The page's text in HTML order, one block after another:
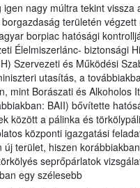
nagy múltra tekint vissza
területén végzett
borpiac hatósági
Élelmiszerlánc- biztonsági
Szervezeti és Működési
utasítás, a
mint Borászati és Alkoholos
BAII) bővítette
között a pálinka és
központi igazgatási
új terület, hiszen
seprőpárlatok
egy szélesebb